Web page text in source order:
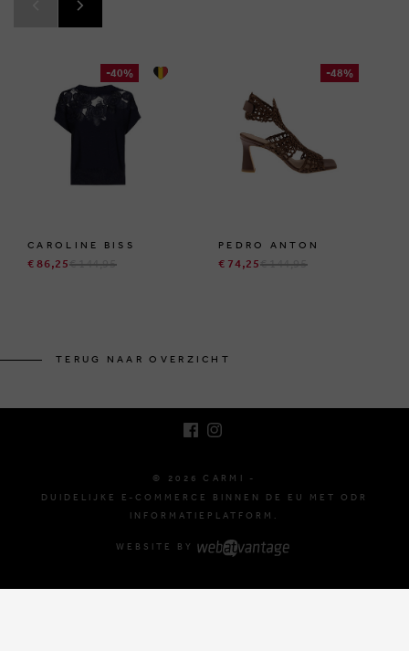
-40%
CAROLINE BISS
€ 86,25€ 144,95
-48%
PEDRO ANTON
€ 74,25€ 144,95
TERUG NAAR OVERZICHT
© 2026 CARMI -
DUIDELIJKE E-COMMERCE BINNEN DE EU MET ODR
INFORMATIEPLATFORM.
WEBSITE BY